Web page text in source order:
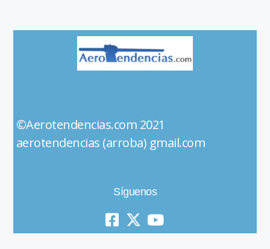
©Aerotendencias.com 2021
aerotendencias (arroba) gmail.com
Síguenos